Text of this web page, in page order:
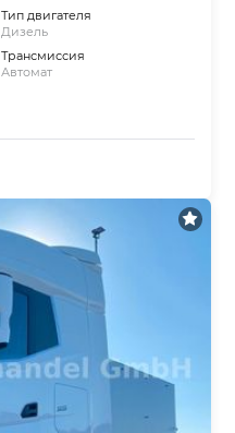
Тип двигателя
Дизель
Трансмиссия
Автомат